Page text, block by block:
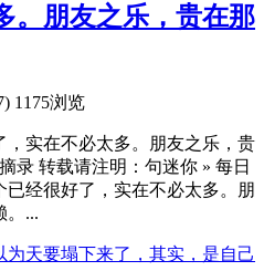
。朋友之乐，贵在那
1175浏览
实在不必太多。朋友之乐，贵
录 转载请注明：句迷你 » 每日
经很好了，实在不必太多。朋
。...